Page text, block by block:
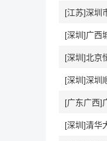
[江苏]深圳
[深圳]广西
[深圳]北京
[深圳]深圳
[广东广西]
[深圳]清华